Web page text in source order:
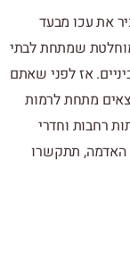
את עכו מבעד
מוחלטת שמתחת לבתי
אז לפני שאתם
מתחת לרמות
רחבות וחדרי
האדמה, תתקשרו